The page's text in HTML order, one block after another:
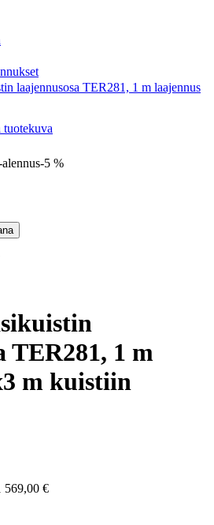
laajennusosa TER281, 1 m laajennus
tuotekuva
-5 %
TER281, 1 m
m kuistiin
569,00 €